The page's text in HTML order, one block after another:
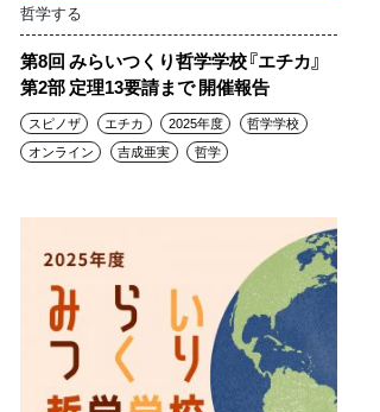
哲学する
第8回 みらいつくり哲学学校『エチカ』
第2部 定理13要請まで 開催報告
スピノザ エチカ 2025年度
哲学学校
オンライン
吉成亜実 哲学